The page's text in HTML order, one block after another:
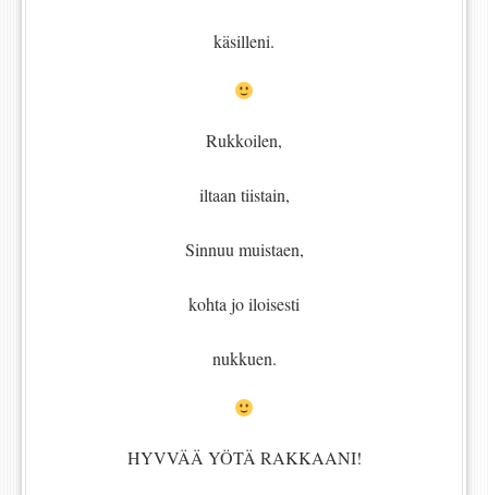
käsilleni.
Rukkoilen,
iltaan tiistain,
Sinnuu muistaen,
kohta jo iloisesti
nukkuen.
HYVVÄÄ YÖTÄ RAKKAANI!